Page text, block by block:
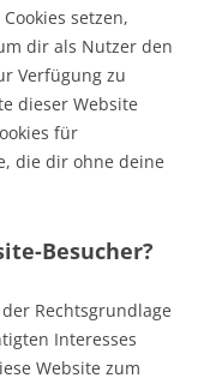
setzen,
dir als Nutzer den
Verfügung zu
dieser Website
für
die dir ohne deine
Besucher?
Rechtsgrundlage
Interesses
Website zum